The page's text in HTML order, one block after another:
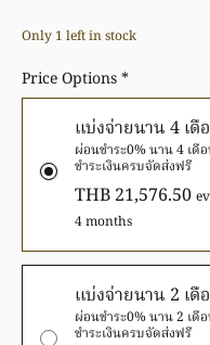
Gram
Only 1 left in stock
Price Options*
แบ่งจ่ายนาน 4 เดื
ผ่อนชำระ0% นาน 4 เดื
ชำระเงินครบจัดส่งฟรี
THB 21,576.50
4 months
แบ่งจ่ายนาน 2 เดื
ผ่อนชำระ0% นาน 2 เดื
ชำระเงินครบจัดส่งฟรี